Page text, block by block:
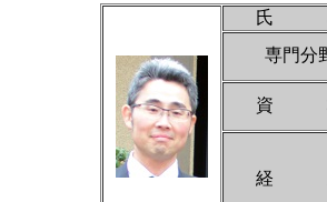
氏
専門分
資
経